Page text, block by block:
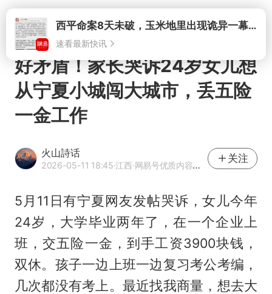
打开
好矛盾！家长哭诉24岁女儿想
从宁夏小城闯大城市，丢五险
一金工作
火山詩话
2026-05-11 18:45·江西·网易号优质内容创作者
关注
5月11日有宁夏网友发帖哭诉，女儿今年
24岁，大学毕业两年了，在一个企业上
班，交五险一金，到手工资3900块钱，
双休。孩子一边上班一边复习考公考编，
几次都没有考上。最近找我商量，想去大